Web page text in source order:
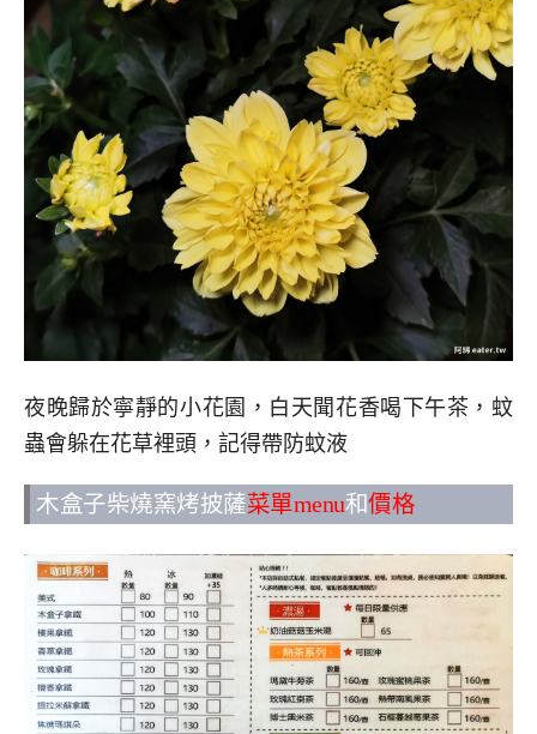
夜晚歸於寧靜的小花園，白天聞花香喝下午茶，蚊
蟲會躲在花草裡頭，記得帶防蚊液
木盒子柴燒窯烤披薩菜單menu和價格